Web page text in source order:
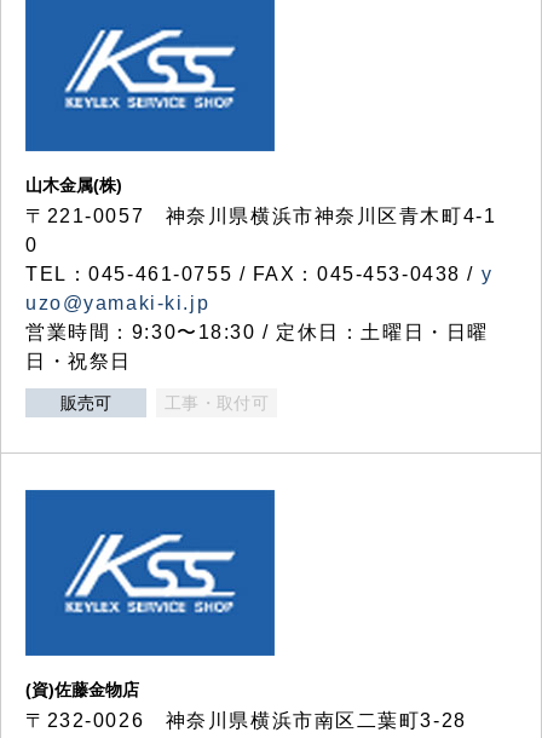
山木金属(株)
〒221-0057 神奈川県横浜市神奈川区青木町4-1
0
TEL：045-461-0755 / FAX：045-453-0438 / y
uzo@yamaki-ki.jp
営業時間：9:30〜18:30 / 定休日：土曜日・日曜
日・祝祭日
販売可 工事・取付可
(資)佐藤金物店
〒232-0026 神奈川県横浜市南区二葉町3-28